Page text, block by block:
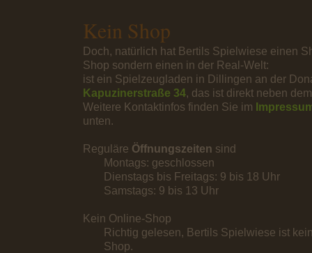
Kein Shop
Doch, natürlich hat Bertils Spielwiese einen
Shop sondern einen in der Real-Welt:
ist ein Spielzeugladen in Dillingen an der
Kapuzinerstraße 34, das ist direkt neben
Weitere Kontaktinfos finden Sie im
unten.
Reguläre Öffnungszeiten sind
Montags: geschlossen
Dienstags bis Freitags: 9 bis 18 Uhr
Samstags: 9 bis 13 Uhr
Kein Online-Shop
Richtig gelesen, Bertils Spielwiese ist
Shop.